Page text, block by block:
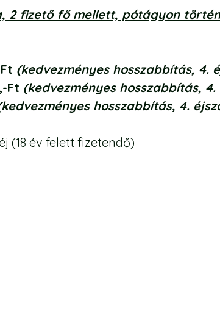
2 fizető fő mellett, pótágyon
(kedvezményes hosszabbítás, 4.
Ft (kedvezményes hosszabbítás, 4.
hosszabbítás, 4.
(18 év felett fizetendő)